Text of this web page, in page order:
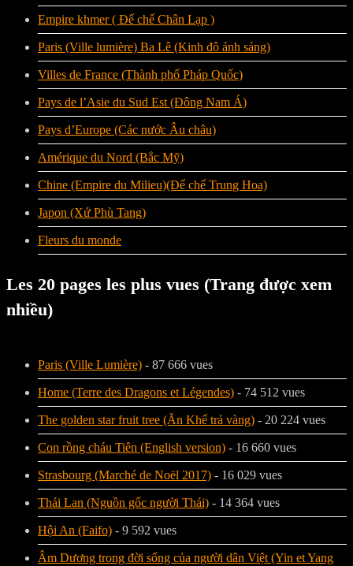
Empire khmer ( Đế chế Chân Lạp )
Paris (Ville lumière) Ba Lê (Kinh đô ánh sáng)
Villes de France (Thành phố Pháp Quốc)
Pays de l’Asie du Sud Est (Đông Nam Á)
Pays d’Europe (Các nước Âu châu)
Amérique du Nord (Bắc Mỹ)
Chine (Empire du Milieu)(Đế chế Trung Hoa)
Japon (Xứ Phù Tang)
Fleurs du monde
Les 20 pages les plus vues (Trang được xem
nhiều)
Paris (Ville Lumière) - 87 666 vues
Home (Terre des Dragons et Légendes) - 74 512 vues
The golden star fruit tree (Ăn Khế trả vàng) - 20 224 vues
Con rồng cháu Tiên (English version) - 16 660 vues
Strasbourg (Marché de Noël 2017) - 16 029 vues
Thái Lan (Nguồn gốc người Thái) - 14 364 vues
Hội An (Faifo) - 9 592 vues
Âm Dương trong đời sống của người dân Việt (Yin et Yang